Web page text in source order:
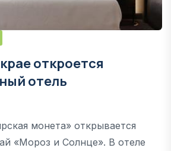
откроется
отель
монета» открывается
«Мороз и Солнце». В отеле